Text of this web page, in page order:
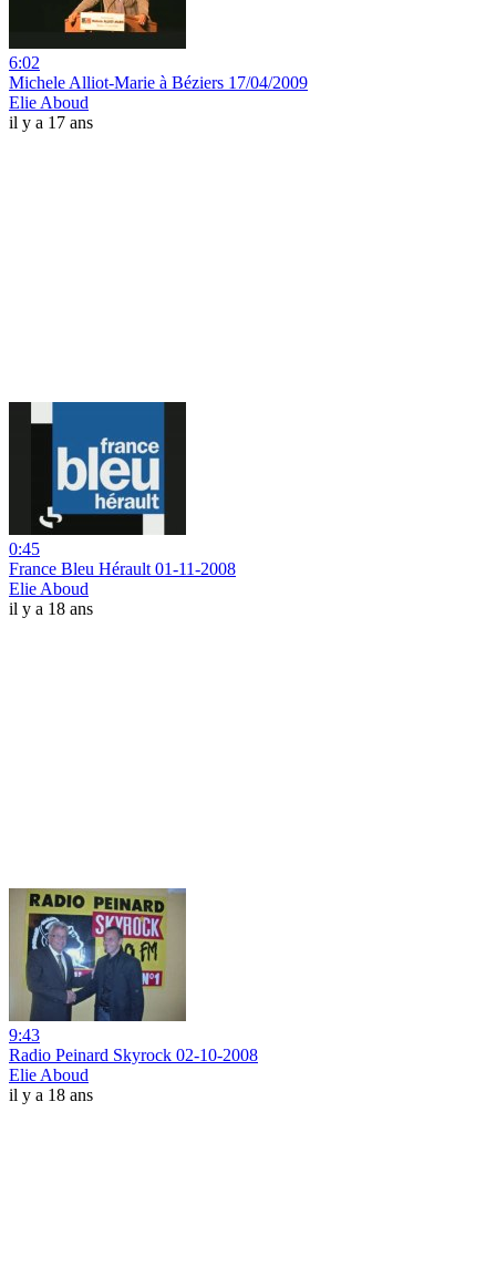
6:02
Michele Alliot-Marie à Béziers 17/04/2009
Elie Aboud
il y a 17 ans
0:45
France Bleu Hérault 01-11-2008
Elie Aboud
il y a 18 ans
9:43
Radio Peinard Skyrock 02-10-2008
Elie Aboud
il y a 18 ans